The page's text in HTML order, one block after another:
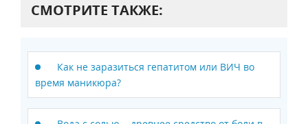
СМОТРИТЕ ТАКЖЕ:
Как не заразиться гепатитом или ВИЧ во
время маникюра?